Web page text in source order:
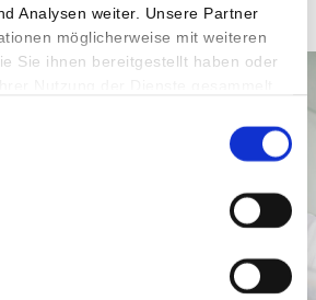
Analysen weiter. Unsere Partner
möglicherweise mit weiteren
Sie ihnen bereitgestellt haben oder